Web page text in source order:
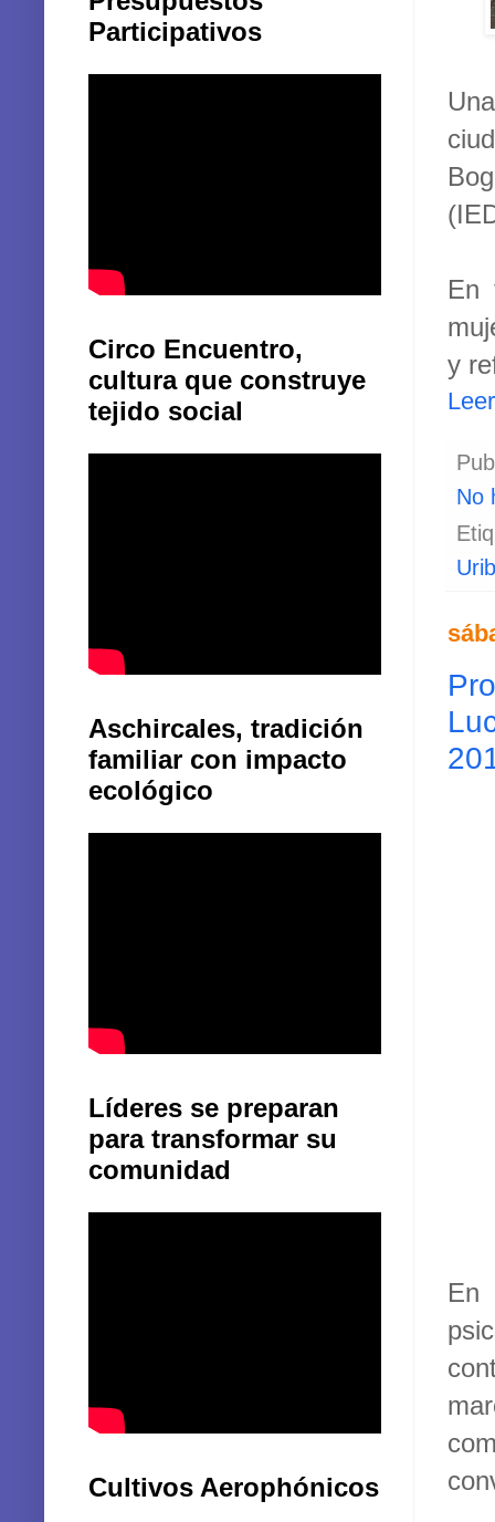
En
y
No
En
Participativos
Circo Encuentro,
cultura que construye
tejido social
Aschircales, tradición
familiar con impacto
ecológico
Líderes se preparan
para transformar su
comunidad
Cultivos Aerophónicos